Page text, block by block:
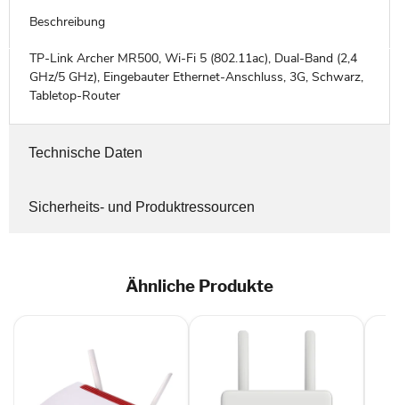
Beschreibung
TP-Link Archer MR500, Wi-Fi 5 (802.11ac), Dual-Band (2,4
GHz/5 GHz), Eingebauter Ethernet-Anschluss, 3G, Schwarz,
Tabletop-Router
Technische Daten
Sicherheits- und Produktressourcen
Ähnliche Produkte